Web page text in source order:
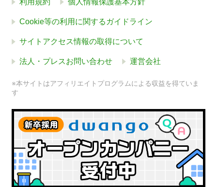
利用規約 個人情報保護基本方針
Cookie等の利用に関するガイドライン
サイトアクセス情報の取得について
法人・プレスお問い合わせ 運営会社
※本サイトはアフィリエイトプログラムによる収益を得ていま
す